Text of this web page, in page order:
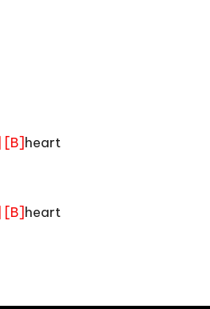
[B] heart
[B] heart